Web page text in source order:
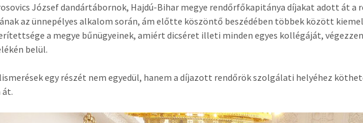
József dandártábornok, Hajdú-Bihar megye rendőrfőkapitánya díjakat adott át
az ünnepélyes alkalom során, ám előtte köszöntő beszédében többek között
a megye bűnügyeinek, amiért dicséret illeti minden egyes kollégáját,
belül.
egy részét nem egyedül, hanem a díjazott rendőrök szolgálati helyéhez
át.